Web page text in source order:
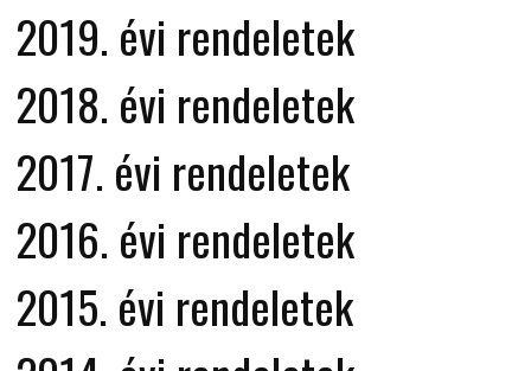
2019. évi rendeletek
2018. évi rendeletek
2017. évi rendeletek
2016. évi rendeletek
2015. évi rendeletek